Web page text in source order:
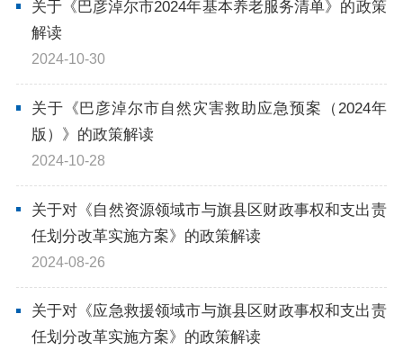
关于《巴彦淖尔市2024年基本养老服务清单》的政策
解读
2024-10-30
关于《巴彦淖尔市自然灾害救助应急预案（2024年
版）》的政策解读
2024-10-28
关于对《自然资源领域市与旗县区财政事权和支出责
任划分改革实施方案》的政策解读
2024-08-26
关于对《应急救援领域市与旗县区财政事权和支出责
任划分改革实施方案》的政策解读